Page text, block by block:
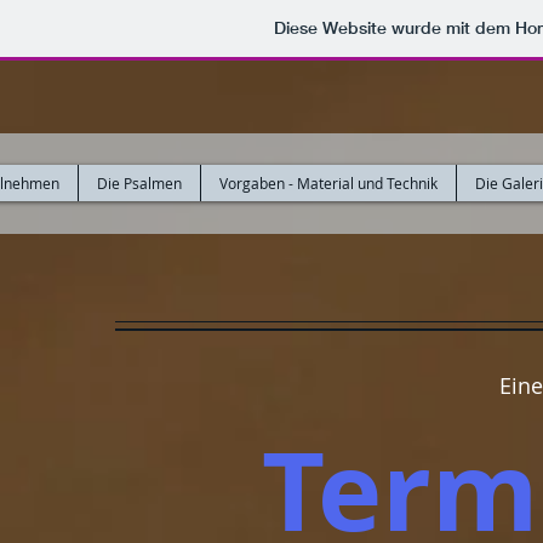
Diese Website wurde mit dem
Die Psalmen Vorgaben - Material und Technik Die